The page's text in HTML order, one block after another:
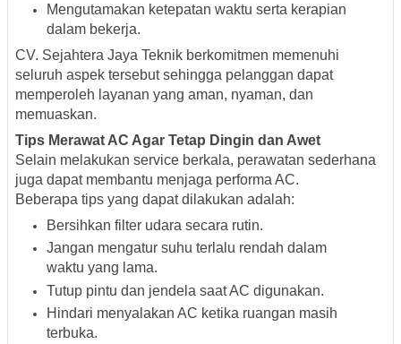
Mengutamakan ketepatan waktu serta kerapian
dalam bekerja.
CV. Sejahtera Jaya Teknik berkomitmen memenuhi
seluruh aspek tersebut sehingga pelanggan dapat
memperoleh layanan yang aman, nyaman, dan
memuaskan.
Tips Merawat AC Agar Tetap Dingin dan Awet
Selain melakukan service berkala, perawatan sederhana
juga dapat membantu menjaga performa AC.
Beberapa tips yang dapat dilakukan adalah:
Bersihkan filter udara secara rutin.
Jangan mengatur suhu terlalu rendah dalam
waktu yang lama.
Tutup pintu dan jendela saat AC digunakan.
Hindari menyalakan AC ketika ruangan masih
terbuka.